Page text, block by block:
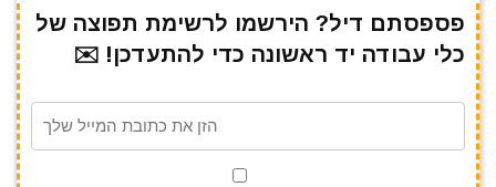
e
b
o
te
r
l
s
A
p
gr
a
m
e
פספסתם דיל? הירשמו לרשימת תפוצה של
כלי עבודה יד ראשונה כדי להתעדכן! ✉️